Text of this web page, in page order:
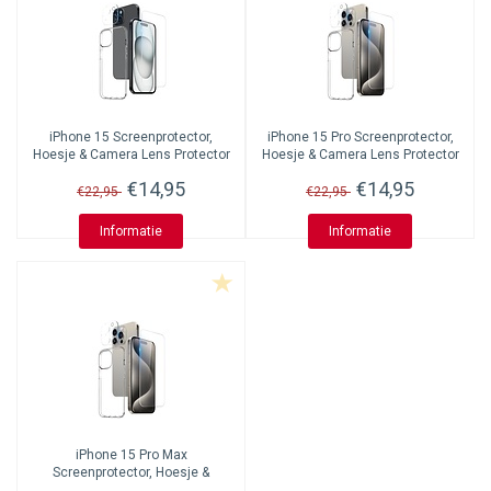
iPhone 15 Screenprotector,
Hoesje & Camera Lens Protector
€22,95 €14,95
Informatie
iPhone 15 Pro Screenprotector,
Hoesje & Camera Lens Protector
€22,95 €14,95
Informatie
iPhone 15 Pro Max
Screenprotector, Hoesje &